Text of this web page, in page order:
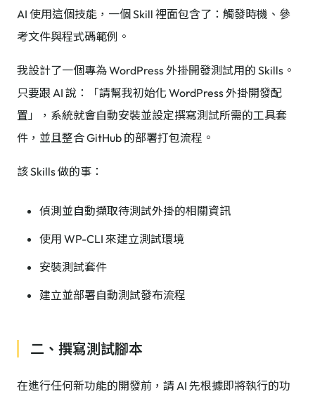
AI 使用這個技能，一個 Skill 裡面包含了：觸發時機、參
考文件與程式碼範例。
我設計了一個專為 WordPress 外掛開發測試用的 Skills。
只要跟 AI 說：「請幫我初始化 WordPress 外掛開發配
置」，系統就會自動安裝並設定撰寫測試所需的工具套
件，並且整合 GitHub 的部署打包流程。
該 Skills 做的事：
偵測並自動擷取待測試外掛的相關資訊
使用 WP-CLI 來建立測試環境
安裝測試套件
建立並部署自動測試發布流程
二、撰寫測試腳本
在進行任何新功能的開發前，請 AI 先根據即將執行的功